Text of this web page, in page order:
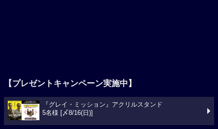
【プレゼントキャンペーン実施中】
『グレイ・ミッション』アクリルスタンド
5名様 [〆8/16(日)]